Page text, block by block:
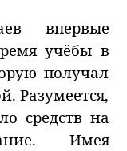
впервые
учёбы в
получал
Разумеется,
средств на
Имея